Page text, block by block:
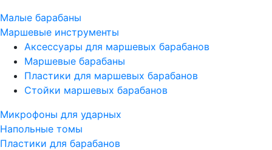
Малые барабаны
Маршевые инструменты
Аксессуары для маршевых барабанов
Маршевые барабаны
Пластики для маршевых барабанов
Стойки маршевых барабанов
Микрофоны для ударных
Напольные томы
Пластики для барабанов